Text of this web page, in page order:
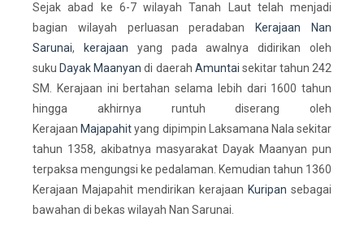
Sejak abad ke 6-7 wilayah Tanah Laut telah menjadi
bagian wilayah perluasan peradaban
Kerajaan Nan
Sarunai, kerajaan yang pada awalnya didirikan oleh
suku Dayak Maanyan di daerah Amuntai sekitar tahun 242
SM. Kerajaan ini bertahan selama lebih dari 1600 tahun
hingga akhirnya runtuh diserang oleh
Kerajaan Majapahityang dipimpin Laksamana Nala sekitar
tahun 1358, akibatnya masyarakat Dayak Maanyan pun
terpaksa mengungsi ke pedalaman. Kemudian tahun 1360
Kerajaan Majapahit mendirikan kerajaan Kuripan sebagai
bawahan di bekas wilayah Nan Sarunai.